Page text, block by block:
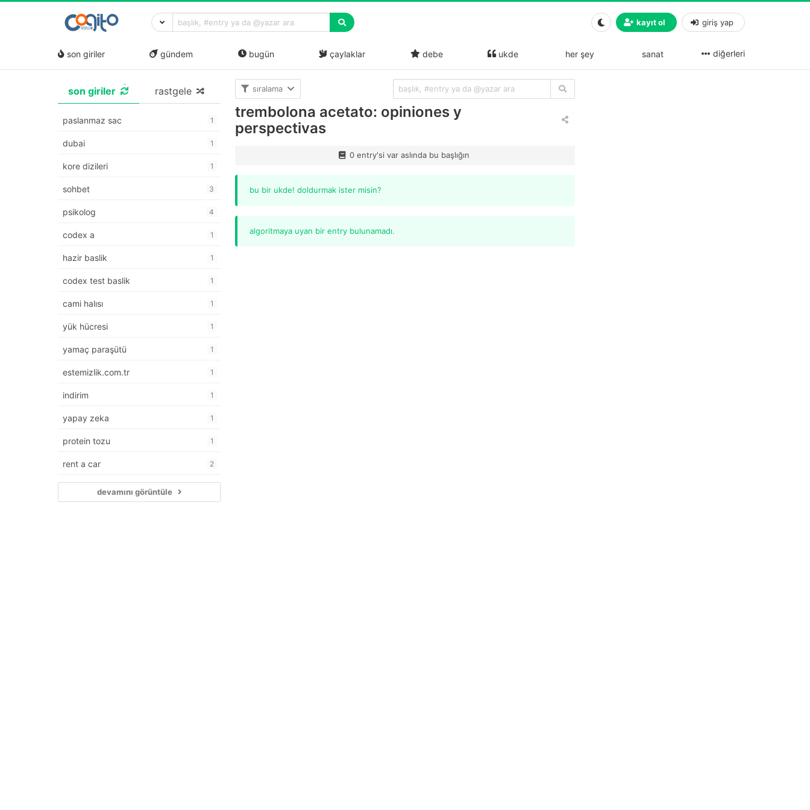
kayıt ol giriş yap
son giriler gündem bugün çaylaklar debe ukde her şey sanat diğerleri
son giriler rastgele
paslanmaz sac 1
dubai 1
kore dizileri 1
sohbet 3
psikolog 4
codex a 1
hazir baslik 1
codex test baslik 1
cami halısı 1
yük hücresi 1
yamaç paraşütü 1
estemizlik.com.tr 1
indirim 1
yapay zeka 1
protein tozu 1
rent a car 2
devamını görüntüle
sıralama
trembolona acetato: opiniones y
perspectivas
0 entry'si var aslında bu başlığın
bu bir ukde! doldurmak ister misin?
algoritmaya uyan bir entry bulunamadı.